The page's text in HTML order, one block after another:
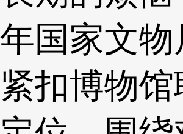
年国家文物
紧扣博物